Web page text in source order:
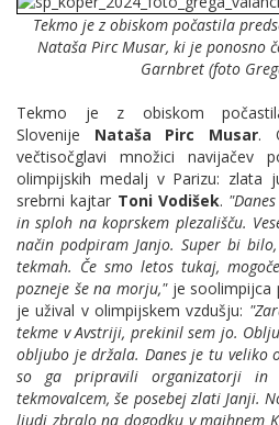
Tekmo je z obiskom počastila
Nataša Pirc Musar, ki je ponosno
Garnbret (foto
Tekmo je z obiskom
Slovenije Nataša Pirc Musar.
večtisočglavi množici navijačev
olimpijskih medalj v Parizu: zlata
srebrni kajtar Toni Vodišek.
in sploh na koprskem plezališču.
način podpiram Janjo. Super bi
tekmah. Če smo letos tukaj,
pozneje še na morju," je soolimpijca
je užival v olimpijskem vzdušju:
tekme v Avstriji, prekinil sem jo.
obljubo je držala. Danes je tu veliko
so ga pripravili organizatorji in
tekmovalcem, še posebej zlati Janji.
ljudi zbralo na dogodku v majhnem